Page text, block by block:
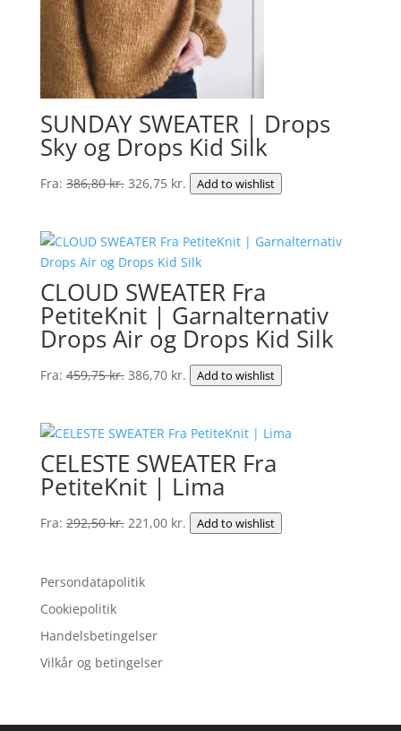
SUNDAY SWEATER | Drops
Sky og Drops Kid Silk
Fra:386,80kr. Den
var:
386,80 kr..
326,75 kr.Den
er:
326,75 kr..
Add to wishlist
CLOUD SWEATER Fra
PetiteKnit | Garnalternativ
Drops Air og Drops Kid Silk
Fra:459,75kr. Den
var:
459,75 kr..
386,70 kr.Den
er:
386,70 kr..
Add to wishlist
CELESTE SWEATER Fra
PetiteKnit | Lima
Fra:292,50kr. Den
var:
221,00 kr.DenAdd to wishlist
Persondatapolitik
Cookiepolitik
Handelsbetingelser
Vilkår og betingelser